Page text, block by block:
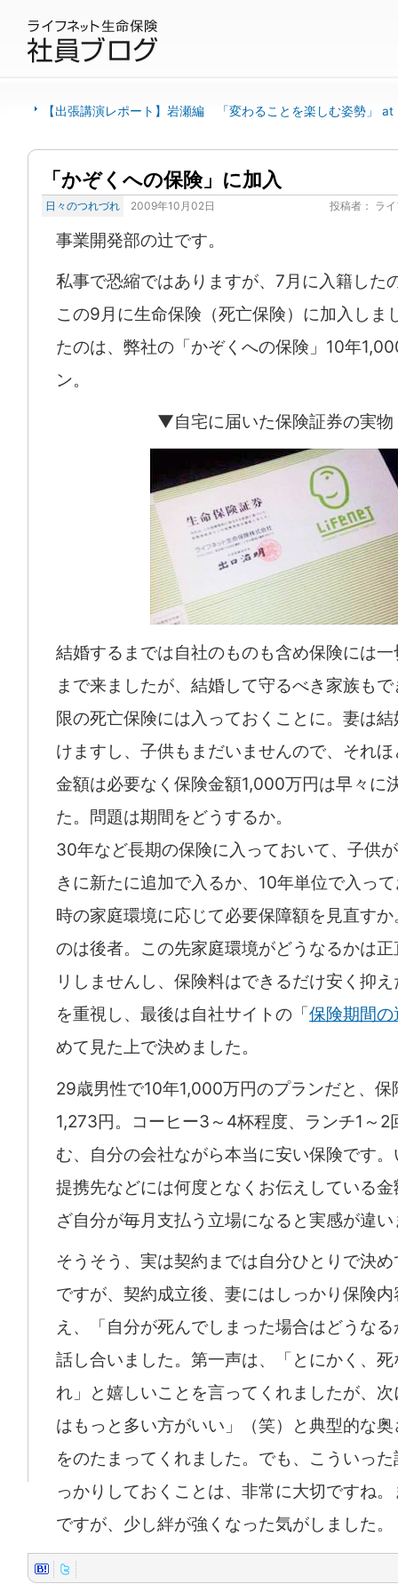
【出張講演レポート】岩瀬編 「変わることを楽しむ姿勢」 at
「かぞくへの保険」に加入
日々のつれづれ 2009年10月02日 投稿者： ラ
事業開発部の辻です。
私事で恐縮ではありますが、7月に入籍した
この9月に生命保険（死亡保険）に加入しま
たのは、弊社の「かぞくへの保険」10年
ン。
▼自宅に届いた保険証券の実物
結婚するまでは自社のものも含め保険には
まで来ましたが、結婚して守るべき家族も
限の死亡保険には入っておくことに。妻は
けますし、子供もまだいませんので、それ
金額は必要なく保険金額1,000万円は早々に
た。問題は期間をどうするか。
30年など長期の保険に入っておいて、子供
きに新たに追加で入るか、10年単位で入っ
時の家庭環境に応じて必要保障額を見直す
のは後者。この先家庭環境がどうなるかは
リしませんし、保険料はできるだけ安く抑
を重視し、最後は自社サイトの「保険期間
めて見た上で決めました。
29歳男性で10年1,000万円のプランだと、保
1,273円。コーヒー3～4杯程度、ランチ1～2
む、自分の会社ながら本当に安い保険です
提携先などには何度となくお伝えしている
ざ自分が毎月支払う立場になると実感が違
そうそう、実は契約までは自分ひとりで決
ですが、契約成立後、妻にはしっかり保険
え、「自分が死んでしまった場合はどうな
話し合いました。第一声は、「とにかく、
れ」と嬉しいことを言ってくれましたが、
はもっと多い方がいい」（笑）と典型的な
をのたまってくれました。でも、こういっ
っかりしておくことは、非常に大切ですね
ですが、少し絆が強くなった気がしました。